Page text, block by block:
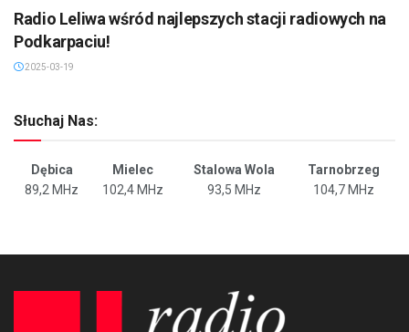
Radio Leliwa wśród najlepszych stacji radiowych na
Podkarpaciu!
2025-03-19
Słuchaj Nas:
Dębica Mielec Stalowa Wola
Tarnobrzeg
89,2 MHz
102,4 MHz 93,5 MHz 104,7 MHz